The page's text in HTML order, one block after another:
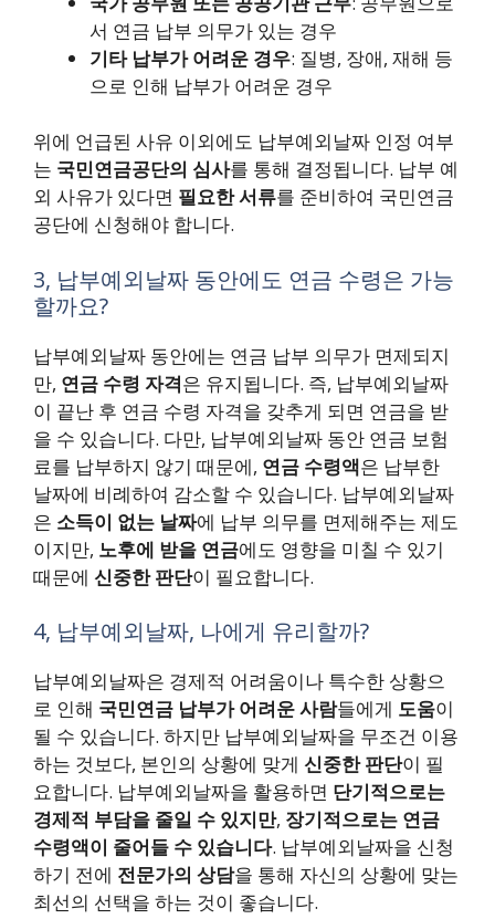
서 연금 납부 의무가 있는 경우
기타 납부가 어려운 경우: 질병, 장애, 재해 등
으로 인해 납부가 어려운 경우
위에 언급된 사유 이외에도 납부예외날짜 인정 여부
는 국민연금공단의 심사를 통해 결정됩니다. 납부 예
외 사유가 있다면 필요한 서류를 준비하여 국민연금
공단에 신청해야 합니다.
3, 납부예외날짜 동안에도 연금 수령은 가능
할까요?
납부예외날짜 동안에는 연금 납부 의무가 면제되지
만, 연금 수령 자격은 유지됩니다. 즉, 납부예외날짜
이 끝난 후 연금 수령 자격을 갖추게 되면 연금을 받
을 수 있습니다. 다만, 납부예외날짜 동안 연금 보험
료를 납부하지 않기 때문에, 연금 수령액은 납부한
날짜에 비례하여 감소할 수 있습니다. 납부예외날짜
은 소득이 없는 날짜에 납부 의무를 면제해주는 제도
이지만, 노후에 받을 연금에도 영향을 미칠 수 있기
때문에 신중한 판단이 필요합니다.
4, 납부예외날짜, 나에게 유리할까?
납부예외날짜은 경제적 어려움이나 특수한 상황으
로 인해 국민연금 납부가 어려운 사람들에게 도움이
될 수 있습니다. 하지만 납부예외날짜을 무조건 이용
하는 것보다, 본인의 상황에 맞게 신중한 판단이 필
요합니다. 납부예외날짜을 활용하면 단기적으로는
경제적 부담을 줄일 수 있지만, 장기적으로는 연금
수령액이 줄어들 수 있습니다. 납부예외날짜을 신청
하기 전에 전문가의 상담을 통해 자신의 상황에 맞는
최선의 선택을 하는 것이 좋습니다.